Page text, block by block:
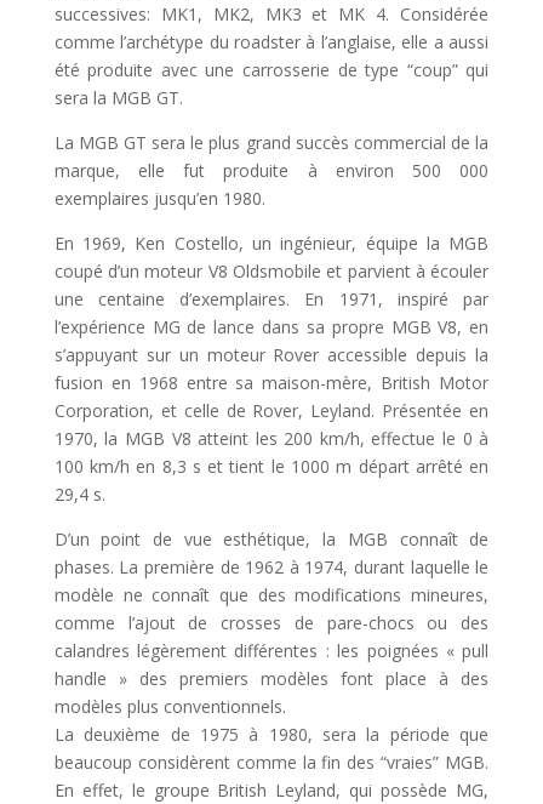
successives: MK1, MK2, MK3 et MK 4. Considérée
comme l’archétype du roadster à l’anglaise, elle a aussi
été produite avec une carrosserie de type “coup” qui
sera la MGB GT.
La MGB GT sera le plus grand succès commercial de la
marque, elle fut produite à environ 500 000
exemplaires jusqu’en 1980.
En 1969, Ken Costello, un ingénieur, équipe la MGB
coupé d’un moteur V8 Oldsmobile et parvient à écouler
une centaine d’exemplaires. En 1971, inspiré par
l’expérience MG de lance dans sa propre MGB V8, en
s’appuyant sur un moteur Rover accessible depuis la
fusion en 1968 entre sa maison-mère, British Motor
Corporation, et celle de Rover, Leyland. Présentée en
1970, la MGB V8 atteint les 200 km/h, effectue le 0 à
100 km/h en 8,3 s et tient le 1000 m départ arrêté en
29,4 s.
D’un point de vue esthétique, la MGB connaît de
phases. La première de 1962 à 1974, durant laquelle le
modèle ne connaît que des modifications mineures,
comme l’ajout de crosses de pare-chocs ou des
calandres légèrement différentes : les poignées « pull
handle » des premiers modèles font place à des
modèles plus conventionnels.
La deuxième de 1975 à 1980, sera la période que
beaucoup considèrent comme la fin des “vraies” MGB.
En effet, le groupe British Leyland, qui possède MG,